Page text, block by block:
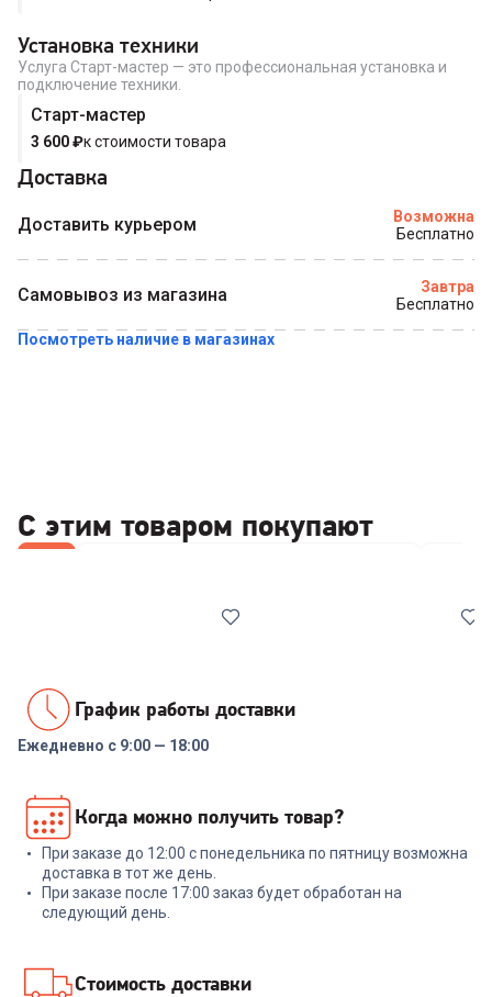
Установка техники
Услуга Старт-мастер — это профессиональная установка и
подключение техники.
Старт-мастер
3 600₽к стоимости товара
Доставка
Доставить курьером
Возможна
Бесплатно
Самовывоз из магазина
Завтра
Бесплатно
Посмотреть наличие в магазинах
С этим товаром покупают
Реле напряжения Rucelf
SRW-16A 3кВА
+ 47 бонусов
1 599₽
+68 бонусов
2 299₽
График работы доставки
Ежедневно с 9:00 — 18:00
Когда можно получить товар?
При заказе до 12:00 с понедельника по пятницу возможна
доставка в тот же день.
При заказе после 17:00 заказ будет обработан на
следующий день.
Стоимость доставки